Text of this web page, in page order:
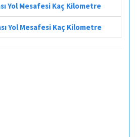
Yol Mesafesi Kaç Kilometre
Yol Mesafesi Kaç Kilometre